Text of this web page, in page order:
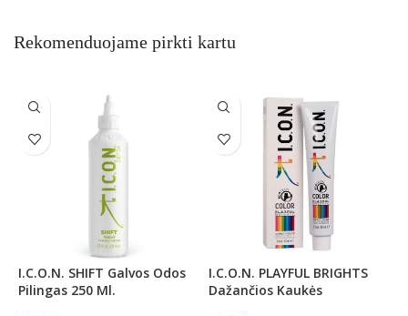
Rekomenduojame pirkti kartu
I.C.O.N. SHIFT Galvos Odos
Pilingas 250 Ml.
I.C.O.N. PLAYFUL BRIGHTS
Dažančios Kaukės